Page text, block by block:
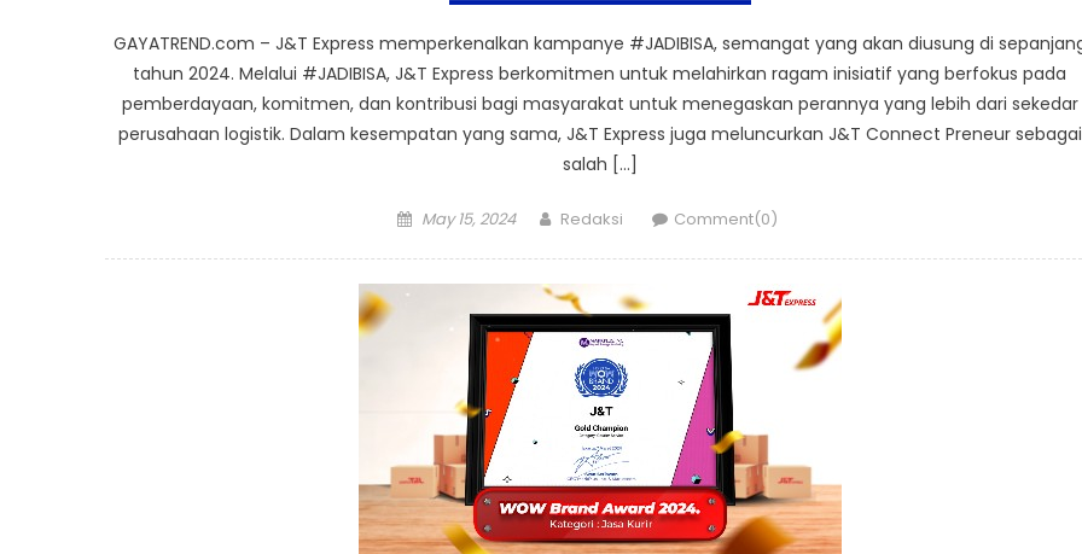
GAYATREND.com – J&T Express memperkenalkan kampanye #JADIBISA, semangat yang akan diusung di
tahun 2024. Melalui #JADIBISA, J&T Express berkomitmen untuk melahirkan ragam inisiatif yang berfokus pada
pemberdayaan, komitmen, dan kontribusi bagi masyarakat untuk menegaskan perannya yang lebih dari sekedar
perusahaan logistik. Dalam kesempatan yang sama, J&T Express juga meluncurkan J&T Connect Preneur sebagai
salah […]
Posted
May 15, 2024 Author
Redaksi Comment(0)